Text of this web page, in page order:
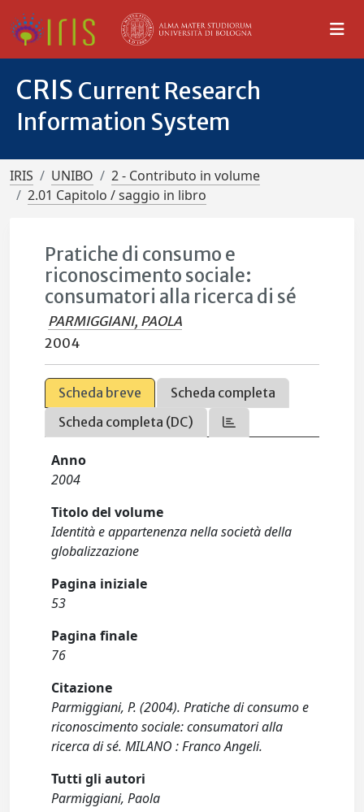
CRIS Current Research
Information System
IRIS UNIBO
2 - Contributo in volume
2.01 Capitolo / saggio in libro
Pratiche di consumo e
riconoscimento sociale:
consumatori alla ricerca di sé
PARMIGGIANI, PAOLA
2004
Scheda breve
Scheda completa
Scheda completa (DC)
Anno
2004
Titolo del volume
Identità e appartenenza nella società della
globalizzazione
Pagina iniziale
53
Pagina finale
76
Citazione
Parmiggiani, P. (2004). Pratiche di consumo e
riconoscimento sociale: consumatori alla
ricerca di sé. MILANO : Franco Angeli.
Tutti gli autori
Parmiggiani, Paola